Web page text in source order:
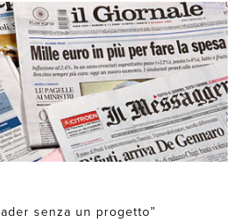
senza un progetto”